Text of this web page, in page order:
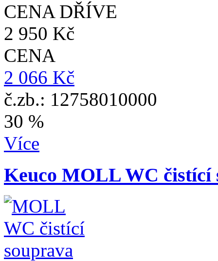
CENA DŘÍVE
2 950 Kč
CENA
2 066 Kč
č.zb.: 12758010000
30 %
Více
Keuco MOLL WC čistící